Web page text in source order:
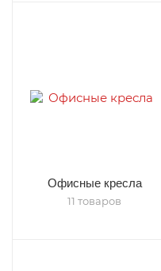
Офисные кресла
11 товаров